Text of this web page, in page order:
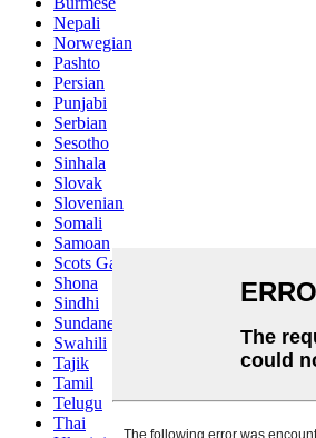
Nepali
Norwegian
Pashto
Persian
Punjabi
Serbian
Sesotho
Sinhala
Slovak
Slovenian
Somali
Samoan
Scots Gaelic
Shona
Sindhi
Sundanese
Swahili
Tajik
Tamil
Telugu
Thai